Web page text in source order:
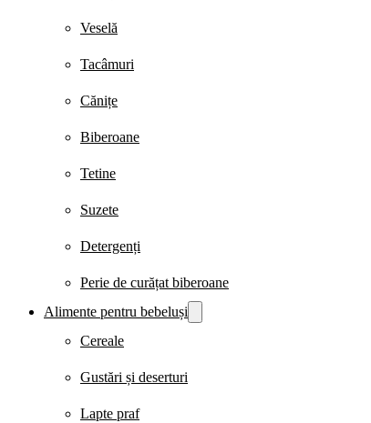
Veselă
Tacâmuri
Cănițe
Biberoane
Tetine
Suzete
Detergenți
Perie de curățat biberoane
Alimente pentru bebeluși
Cereale
Gustări și deserturi
Lapte praf